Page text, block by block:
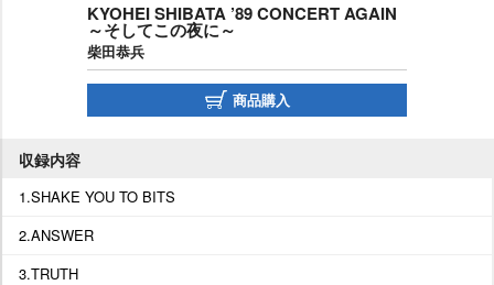
KYOHEI SHIBATA ’89 CONCERT AGAIN
～そしてこの夜に～
柴田恭兵
商品購入
収録内容
1.SHAKE YOU TO BITS
2.ANSWER
3.TRUTH